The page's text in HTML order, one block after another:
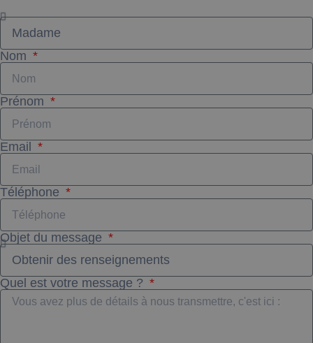
Nom
Prénom
Email
Téléphone
Objet du message
Quel est votre message ?